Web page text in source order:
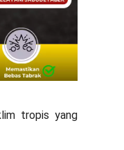
tropis yang